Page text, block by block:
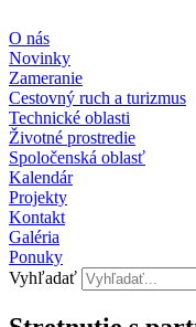
na
obsah
O nás
Novinky
Zameranie
Cestovný ruch a turizmus
Technické oblasti
Životné prostredie
Spoločenská oblasť
Kalendár
Projekty
Kontakt
Galéria
Ponuky
Vyhľadať